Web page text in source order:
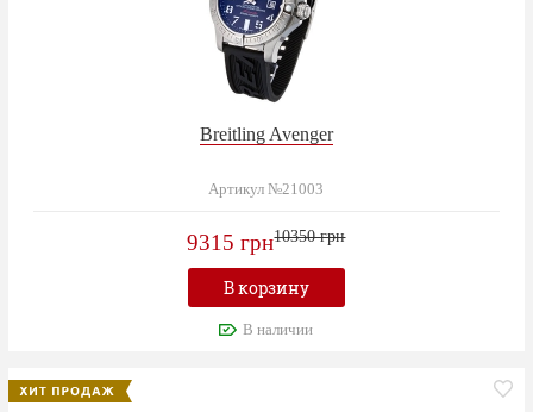
Breitling Avenger
Артикул №21003
9315 грн10350 грн
В корзину
В наличии